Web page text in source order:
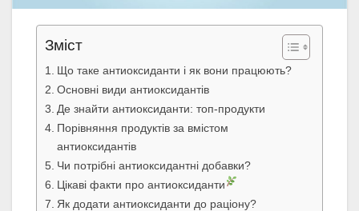
Зміст
Що таке антиоксиданти і як вони працюють?
Основні види антиоксидантів
Де знайти антиоксиданти: топ-продукти
Порівняння продуктів за вмістом
антиоксидантів
Чи потрібні антиоксидантні добавки?
Цікаві факти про антиоксиданти
Як додати антиоксиданти до раціону?